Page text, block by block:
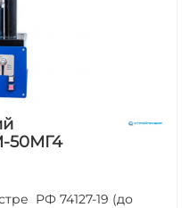
50МГ4
РФ 74127-19 (до